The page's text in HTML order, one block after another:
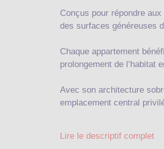
Conçus pour répondre
des surfaces généreuses
Chaque appartement
prolongement de l’habitat
Avec son architecture
emplacement central
Lire le descriptif complet